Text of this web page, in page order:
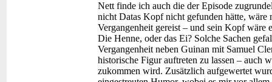
Nett finde ich auch die der Episode
nicht Datas Kopf nicht gefunden hätte,
Vergangenheit gereist – und sein Kopf wäre
Die Henne, oder das Ei? Solche Sachen
Vergangenheit neben Guinan mit Samuel
historische Figur auftreten zu lassen – auch
zukommen wird. Zusätzlich aufgewertet